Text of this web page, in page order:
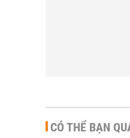
CÓ THỂ BẠN